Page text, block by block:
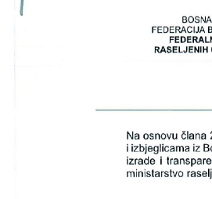
Заштита од пожара
ФИНАНСИЈЕ
ПРИВРЕДА